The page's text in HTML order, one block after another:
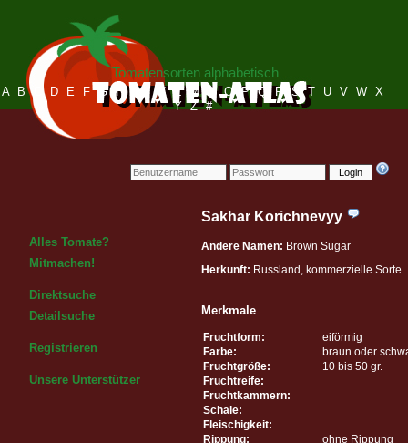
Login
Tomatensorten alphabetisch
A B C D E F G H I J K L M N O P Q R S T U V W X
Y Z #
Alles Tomate?
Mitmachen!
Direktsuche
Detailsuche
Registrieren
Unsere Unterstützer
Sakhar Korichnevyy
Andere Namen: Brown Sugar
Herkunft: Russland, kommerzielle Sorte
Merkmale
Fruchtform:
eiförmig
Farbe:
braun oder
Fruchtgröße:
10 bis 50 gr.
Fruchtreife:
Fruchtkammern:
Schale:
Fleischigkeit:
Rippung:
ohne Rippung